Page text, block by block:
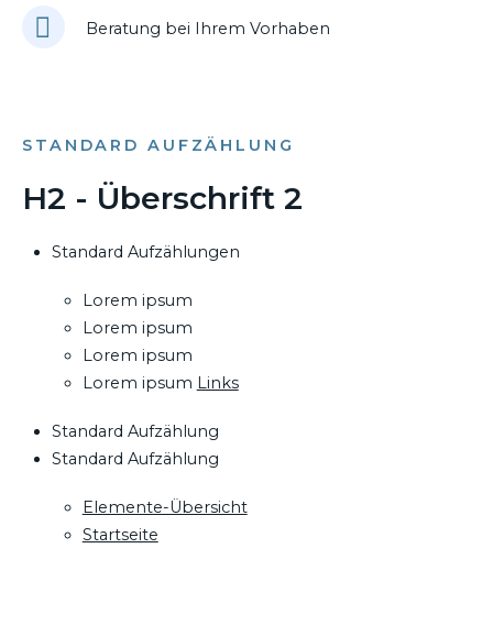
Beratung bei Ihrem Vorhaben
STANDARD AUFZÄHLUNG
H2 - Überschrift 2
Standard Aufzählungen
Lorem ipsum
Lorem ipsum
Lorem ipsum
Lorem ipsum Links
Standard Aufzählung
Standard Aufzählung
Elemente-Übersicht
Startseite